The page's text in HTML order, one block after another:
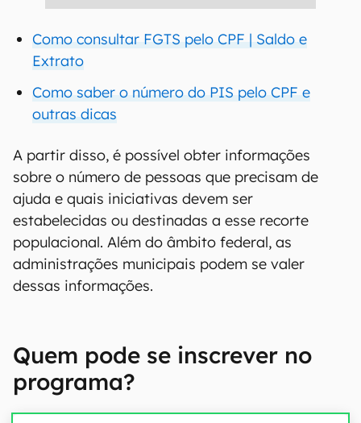
Como consultar FGTS pelo CPF | Saldo e
Extrato
Como saber o número do PIS pelo CPF e
outras dicas
A partir disso, é possível obter informações
sobre o número de pessoas que precisam de
ajuda e quais iniciativas devem ser
estabelecidas ou destinadas a esse recorte
populacional. Além do âmbito federal, as
administrações municipais podem se valer
dessas informações.
Quem pode se inscrever no
programa?